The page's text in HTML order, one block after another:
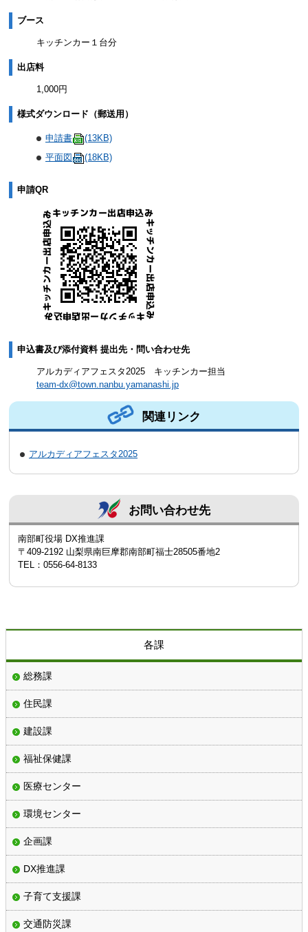
ブース
キッチンカー１台分
出店料
1,000円
様式ダウンロード（郵送用）
申請書
(13KB)
平面図
(18KB)
申請QR
申込書及び添付資料 提出先・問い合わせ先
アルカディアフェスタ2025 キッチンカー担当
team-dx@town.nanbu.yamanashi.jp
関連リンク
アルカディアフェスタ2025
お問い合わせ先
南部町役場 DX推進課
〒409-2192 山梨県南巨摩郡南部町福士28505番地2
TEL：0556-64-8133
各課
総務課
住民課
建設課
福祉保健課
医療センター
環境センター
企画課
DX推進課
子育て支援課
交通防災課